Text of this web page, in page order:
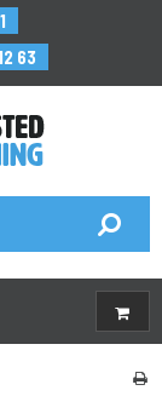
63